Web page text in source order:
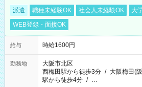
派遣 職種未経験OK 社会人未経験OK 大
WEB登録・面接OK
給与 時給1600円
勤務地
大阪市北区
西梅田駅から徒歩3分 / 大阪梅田(
駅から徒歩4分 / …